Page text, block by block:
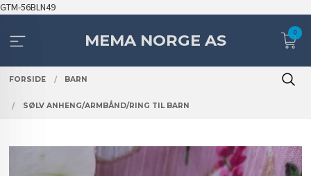
GTM-56BLN49Gå
innholdetMEMA NORGE AS 0
FORSIDE BARN
SØLV ANHENG/ARMBÅND/RING TIL BARN